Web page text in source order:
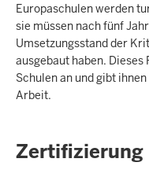
Europaschulen werden
sie müssen nach fünf
Umsetzungsstand der
ausgebaut haben.
Schulen an und gibt
Arbeit.
Zertifizierung